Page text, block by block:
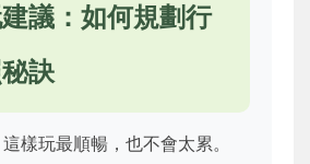
議：如何規劃行
訣
樣玩最順暢，也不會太累。